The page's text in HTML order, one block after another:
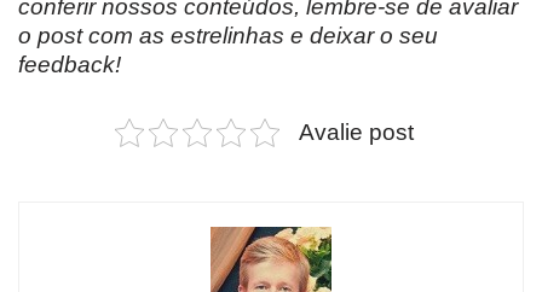
conferir nossos conteúdos, lembre-se de avaliar
o post com as estrelinhas e deixar o seu
feedback!
Avalie post